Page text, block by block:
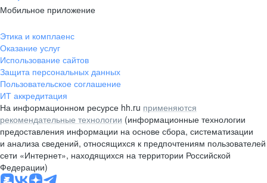
Мобильное приложение
Этика и комплаенс
Оказание услуг
Использование сайтов
Защита персональных данных
Пользовательское соглашение
ИТ аккредитация
На информационном ресурсе hh.ru применяются
рекомендательные технологии (информационные технологии
предоставления информации на основе сбора, систематизации
и анализа сведений, относящихся к предпочтениям пользователей
сети «Интернет», находящихся на территории Российской
Федерации)